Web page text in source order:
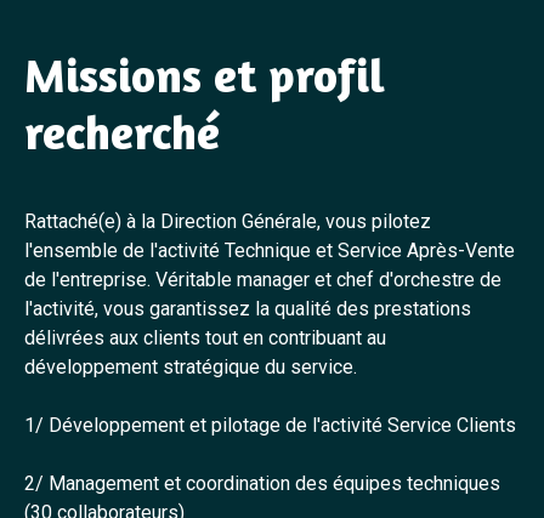
Missions et profil
recherché
Rattaché(e) à la Direction Générale, vous pilotez
l'ensemble de l'activité Technique et Service Après-Vente
de l'entreprise. Véritable manager et chef d'orchestre de
l'activité, vous garantissez la qualité des prestations
délivrées aux clients tout en contribuant au
développement stratégique du service.
1/ Développement et pilotage de l'activité Service Clients
2/ Management et coordination des équipes techniques
(30 collaborateurs)